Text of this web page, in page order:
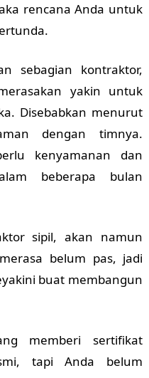
rencana Anda untuk
sebagian kontraktor,
yakin untuk
Disebabkan menurut
dengan timnya.
kenyamanan dan
beberapa bulan
sipil, akan namun
belum pas, jadi
buat membangun
memberi sertifikat
tapi Anda belum